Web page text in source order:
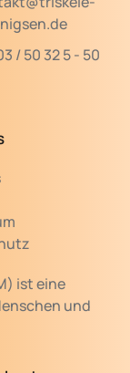
/ 50 32 5 - 50
ist eine
und